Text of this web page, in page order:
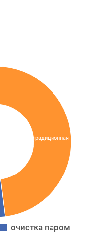
традиционная
очистка паром